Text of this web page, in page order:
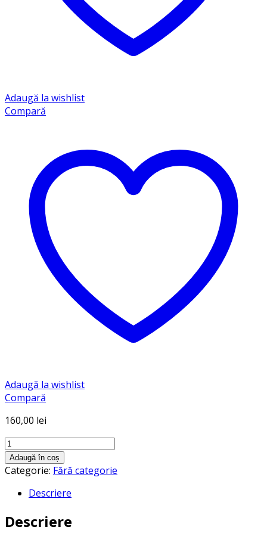
Adaugă la wishlist
Compară
Adaugă la wishlist
Compară
160,00 lei
Cantitate
Curea
masina
spalat
Adaugă în coș
Categorie: Fără categorie
Descriere
Descriere